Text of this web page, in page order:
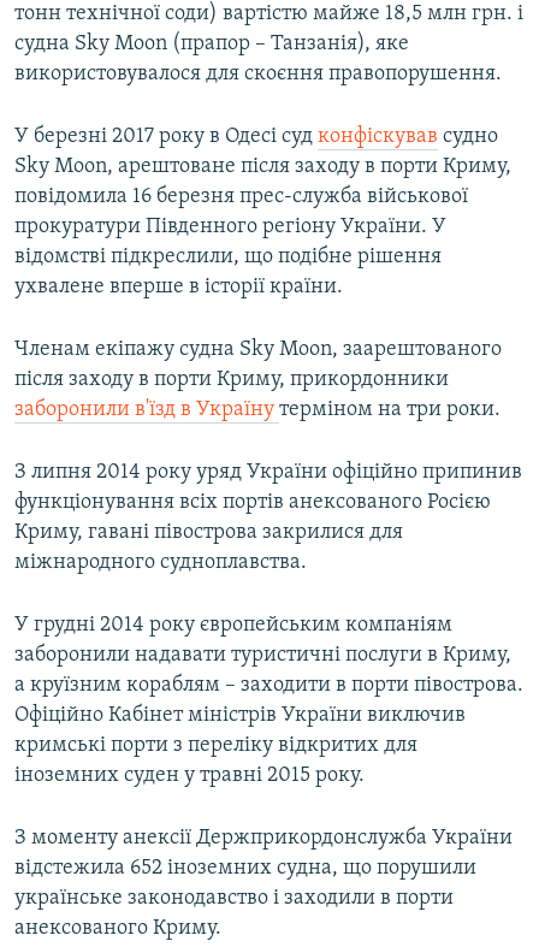
тонн технічної соди) вартістю майже 18,5 млн грн. і
судна Sky Moon (прапор – Танзанія), яке
використовувалося для скоєння правопорушення.
У березні 2017 року в Одесі суд конфіскував судно
Sky Moon, арештоване після заходу в порти Криму,
повідомила 16 березня прес-служба військової
прокуратури Південного регіону України. У
відомстві підкреслили, що подібне рішення
ухвалене вперше в історії країни.
Членам екіпажу судна Sky Moon, заарештованого
після заходу в порти Криму, прикордонники
заборонили в'їзд в Україну терміном на три роки.
З липня 2014 року уряд України офіційно припинив
функціонування всіх портів анексованого Росією
Криму, гавані півострова закрилися для
міжнародного судноплавства.
У грудні 2014 року європейським компаніям
заборонили надавати туристичні послуги в Криму,
а круїзним кораблям – заходити в порти півострова.
Офіційно Кабінет міністрів України виключив
кримські порти з переліку відкритих для
іноземних суден у травні 2015 року.
З моменту анексії Держприкордонслужба України
відстежила 652 іноземних судна, що порушили
українське законодавство і заходили в порти
анексованого Криму.